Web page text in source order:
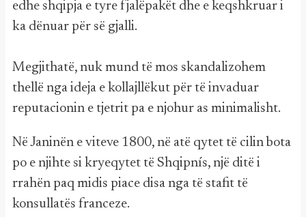
edhe shqipja e tyre fjalëpakët dhe e keqshkruar i
ka dënuar për së gjalli.
Megjithatë, nuk mund të mos skandalizohem
thellë nga ideja e kollajllëkut për të invaduar
reputacionin e tjetrit pa e njohur as minimalisht.
Në Janinën e viteve 1800, në atë qytet të cilin bota
po e njihte si kryeqytet të Shqipnís, një ditë i
rrahën paq midis piace disa nga të stafit të
konsullatës franceze.